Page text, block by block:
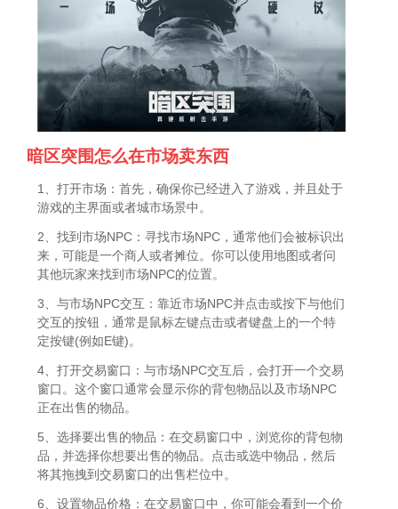
暗区突围怎么在市场卖东西
1、打开市场：首先，确保你已经进入了游戏，并且处于
游戏的主界面或者城市场景中。
2、找到市场NPC：寻找市场NPC，通常他们会被标识出
来，可能是一个商人或者摊位。你可以使用地图或者问
其他玩家来找到市场NPC的位置。
3、与市场NPC交互：靠近市场NPC并点击或按下与他们
交互的按钮，通常是鼠标左键点击或者键盘上的一个特
定按键(例如E键)。
4、打开交易窗口：与市场NPC交互后，会打开一个交易
窗口。这个窗口通常会显示你的背包物品以及市场NPC
正在出售的物品。
5、选择要出售的物品：在交易窗口中，浏览你的背包物
品，并选择你想要出售的物品。点击或选中物品，然后
将其拖拽到交易窗口的出售栏位中。
6、设置物品价格：在交易窗口中，你可能会看到一个价